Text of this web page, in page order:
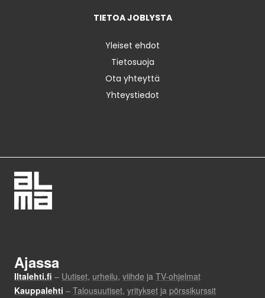
TIETOA JOBLYSTA
Yleiset ehdot
Tietosuoja
Ota yhteyttä
Yhteystiedot